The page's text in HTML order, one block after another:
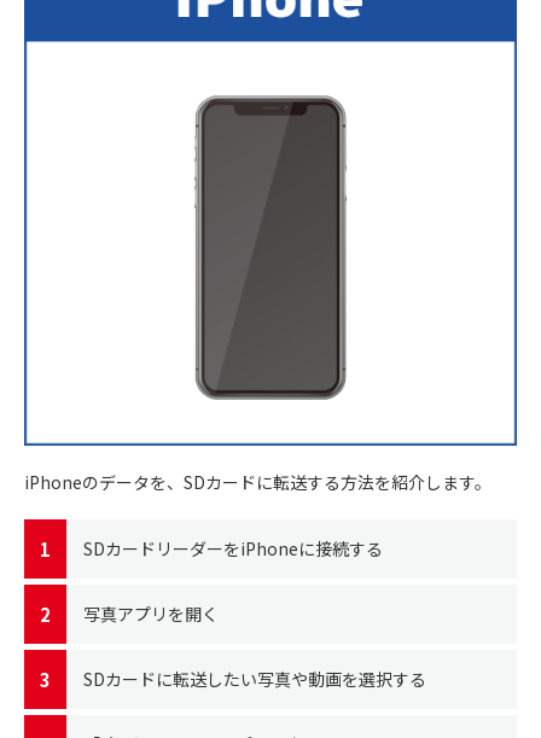
iPhoneのデータを、SDカードに転送する方法を紹介します。
SDカードリーダーをiPhoneに接続する
写真アプリを開く
SDカードに転送したい写真や動画を選択する